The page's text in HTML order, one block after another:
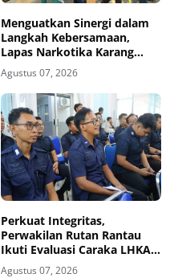
Menguatkan Sinergi dalam
Langkah Kebersamaan,
Lapas Narkotika Karang
Intan Ikuti Fun Walk HUT
Ke-81 RI
Agustus 07, 2026
Perkuat Integritas,
Perwakilan Rutan Rantau
Ikuti Evaluasi Caraka LHKAN
di Banjarmasin
Agustus 07, 2026